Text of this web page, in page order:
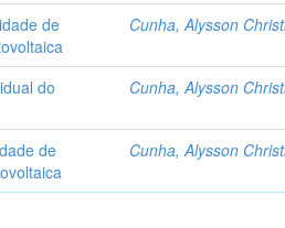
de
Cunha, Alysson
do
Cunha, Alysson
de
Cunha, Alysson